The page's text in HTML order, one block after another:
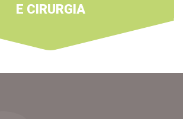
E CIRURGIA